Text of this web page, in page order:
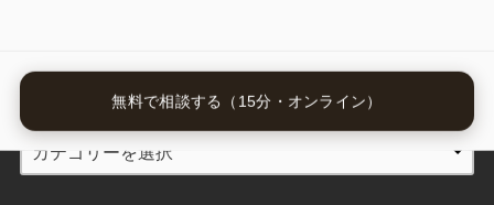
無料で相談する（15分・オンライン）